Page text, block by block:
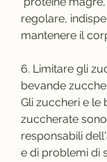
regolare,
mantenere il
6. Limitare gli
bevande
Gli zuccheri e le
zuccherate
responsabili
e di problemi di